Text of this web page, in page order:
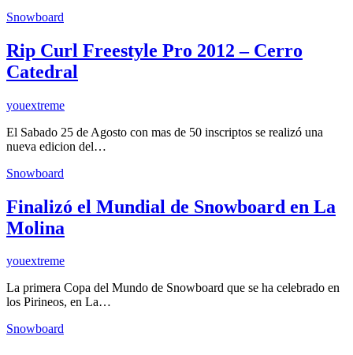
Snowboard
Rip Curl Freestyle Pro 2012 – Cerro
Catedral
youextreme
El Sabado 25 de Agosto con mas de 50 inscriptos se realizó una
nueva edicion del…
Snowboard
Finalizó el Mundial de Snowboard en La
Molina
youextreme
La primera Copa del Mundo de Snowboard que se ha celebrado en
los Pirineos, en La…
Snowboard